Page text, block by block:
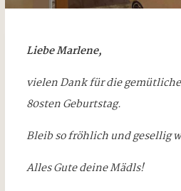
Liebe Marlene,
vielen Dank für die
80sten Geburtstag.
Bleib so fröhlich und gesellig
Alles Gute deine Mädls!